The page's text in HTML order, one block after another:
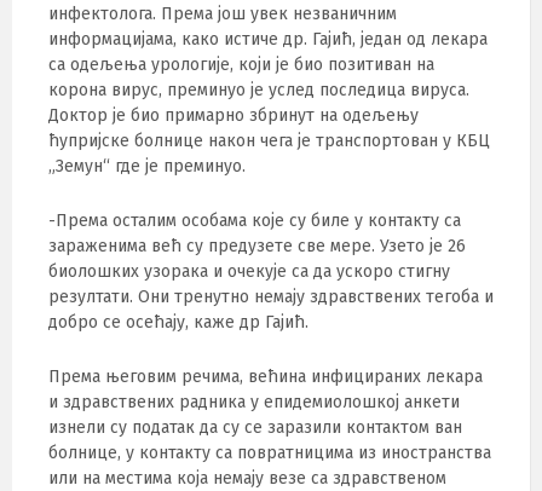
инфектолога. Према још увек незваничним
информацијама, како истиче др. Гајић, један од лекара
са одељења урологије, који је био позитиван на
корона вирус, преминуо је услед последица вируса.
Доктор је био примарно збринут на одељењу
ћупријске болнице након чега је транспортован у КБЦ
„Земун“ где је преминуо.
-Према осталим особама које су биле у контакту са
зараженима већ су предузете све мере. Узето је 26
биолошких узорака и очекује са да ускоро стигну
резултати. Они тренутно немају здравствених тегоба и
добро се осећају, каже др Гајић.
Према његовим речима, већина инфицираних лекара
и здравствених радника у епидемиолошкој анкети
изнели су податак да су се заразили контактом ван
болнице, у контакту са повратницима из иностранства
или на местима која немају везе са здравственом